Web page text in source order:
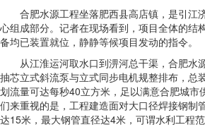
合肥水源工程坐落肥西县高店镇，是引江
心组成部分。记者在现场看到，项目全体的结
备均已装置就位，静静等候项目发动的指令。
从江淮运河取水口到淠河总干渠，合肥水
抽芯立式斜流泵与立式同步电机规整排布，总
划流量可达每秒40立方米，足以满意合肥城市
们来重视的是，工程建造面对大口径焊接钢制
达15米，最大钢管直径达4米，可谓水利工程范